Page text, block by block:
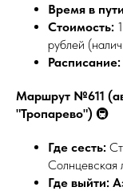
Время в
Стоимость:
рублей
Расписание:
Маршрут №611
"Тропарево") 🚇
Где сесть:
Солнцевская
Где выйти: